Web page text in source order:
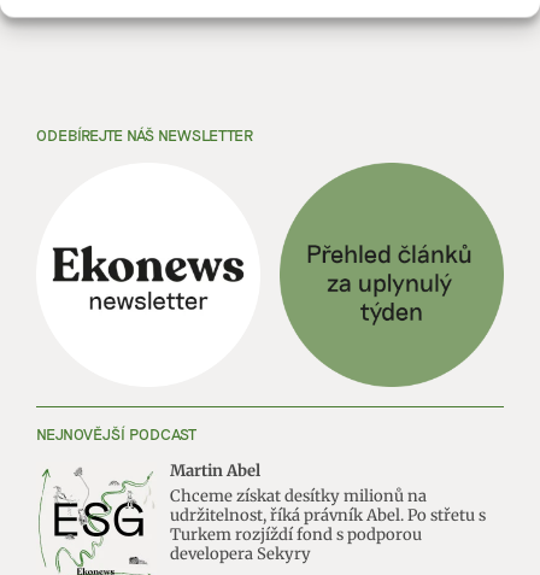
ODEBÍREJTE NÁŠ NEWSLETTER
NEJNOVĚJŠÍ PODCAST
Martin Abel
Chceme získat desítky milionů na
udržitelnost, říká právník Abel. Po střetu s
Turkem rozjíždí fond s podporou
developera Sekyry